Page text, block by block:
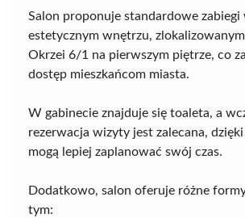
Salon proponuje standardowe
estetycznym wnętrzu,
Okrzei 6/1 na pierwszym piętrze, co
dostęp mieszkańcom miasta.
W gabinecie znajduje się toaleta, a
rezerwacja wizyty jest zalecana,
mogą lepiej zaplanować swój czas.
Dodatkowo, salon oferuje różne
tym: